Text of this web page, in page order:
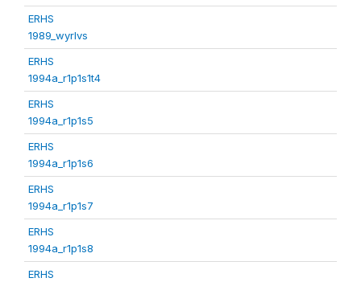
ERHS
1989_wyrlvs
ERHS
1994a_r1p1s1t4
ERHS
1994a_r1p1s5
ERHS
1994a_r1p1s6
ERHS
1994a_r1p1s7
ERHS
1994a_r1p1s8
ERHS